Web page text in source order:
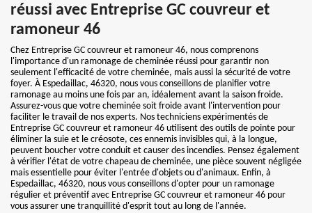
réussi avec Entreprise GC couvreur et
ramoneur 46
Chez Entreprise GC couvreur et ramoneur 46, nous comprenons
l'importance d'un ramonage de cheminée réussi pour garantir non
seulement l'efficacité de votre cheminée, mais aussi la sécurité de votre
foyer. À Espedaillac, 46320, nous vous conseillons de planifier votre
ramonage au moins une fois par an, idéalement avant la saison froide.
Assurez-vous que votre cheminée soit froide avant l'intervention pour
faciliter le travail de nos experts. Nos techniciens expérimentés de
Entreprise GC couvreur et ramoneur 46 utilisent des outils de pointe pour
éliminer la suie et le créosote, ces ennemis invisibles qui, à la longue,
peuvent boucher votre conduit et causer des incendies. Pensez également
à vérifier l'état de votre chapeau de cheminée, une pièce souvent négligée
mais essentielle pour éviter l'entrée d'objets ou d'animaux. Enfin, à
Espedaillac, 46320, nous vous conseillons d'opter pour un ramonage
régulier et préventif avec Entreprise GC couvreur et ramoneur 46 pour
vous assurer une tranquillité d'esprit tout au long de l'année.